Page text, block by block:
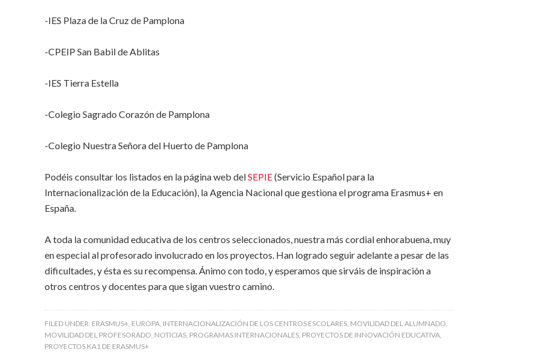
-IES Plaza de la Cruz de Pamplona
-CPEIP San Babil de Ablitas
-IES Tierra Estella
-Colegio Sagrado Corazón de Pamplona
-Colegio Nuestra Señora del Huerto de Pamplona
Podéis consultar los listados en la página web delSEPIE(Servicio Español para la
Internacionalización de la Educación), la Agencia Nacional que gestiona el programa Erasmus+ en
España.
A toda la comunidad educativa de los centros seleccionados, nuestra más cordial enhorabuena, muy
en especial al profesorado involucrado en los proyectos. Han logrado seguir adelante a pesar de las
dificultades, y ésta es su recompensa. Ánimo con todo, y esperamos que sirváis de inspiración a
otros centros y docentes para que sigan vuestro camino.
FILED UNDER: ERASMUS+, EUROPA, INTERNACIONALIZACIÓN DE LOS CENTROS ESCOLARES, MOVILIDAD DEL ALUMNADO,
MOVILIDAD DEL PROFESORADO, NOTICIAS, PROGRAMAS INTERNACIONALES, PROYECTOS DE INNOVACIÓN EDUCATIVA,
PROYECTOS KA1 DE ERASMUS+